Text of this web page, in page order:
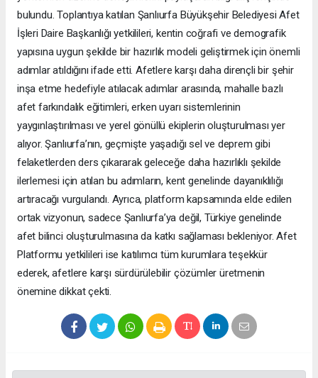
bulundu. Toplantıya katılan Şanlıurfa Büyükşehir Belediyesi Afet
İşleri Daire Başkanlığı yetkilileri, kentin coğrafi ve demografik
yapısına uygun şekilde bir hazırlık modeli geliştirmek için önemli
adımlar atıldığını ifade etti. Afetlere karşı daha dirençli bir şehir
inşa etme hedefiyle atılacak adımlar arasında, mahalle bazlı
afet farkındalık eğitimleri, erken uyarı sistemlerinin
yaygınlaştırılması ve yerel gönüllü ekiplerin oluşturulması yer
alıyor. Şanlıurfa’nın, geçmişte yaşadığı sel ve deprem gibi
felaketlerden ders çıkararak geleceğe daha hazırlıklı şekilde
ilerlemesi için atılan bu adımların, kent genelinde dayanıklılığı
artıracağı vurgulandı. Ayrıca, platform kapsamında elde edilen
ortak vizyonun, sadece Şanlıurfa’ya değil, Türkiye genelinde
afet bilinci oluşturulmasına da katkı sağlaması bekleniyor. Afet
Platformu yetkilileri ise katılımcı tüm kurumlara teşekkür
ederek, afetlere karşı sürdürülebilir çözümler üretmenin
önemine dikkat çekti.